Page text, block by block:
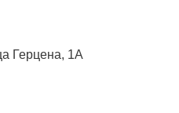
Герцена, 1А